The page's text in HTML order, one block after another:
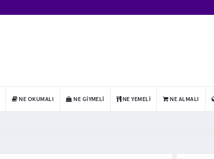
NE OKUMALI NE GIYMELI NE YEMELI NE ALMALI